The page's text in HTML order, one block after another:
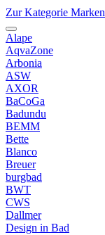
Zur Kategorie Marken
Alape
AqvaZone
Arbonia
ASW
AXOR
BaCoGa
Badundu
BEMM
Bette
Blanco
Breuer
burgbad
BWT
CWS
Dallmer
Design in Bad